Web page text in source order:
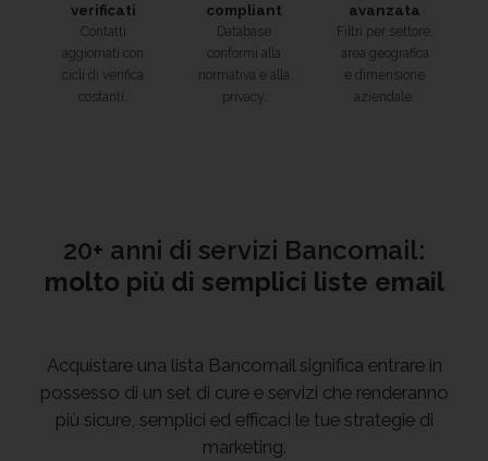
verificati
Contatti
aggiornati con
cicli di verifica
costanti.
compliant
Database
conformi alla
normativa e alla
privacy.
avanzata
Filtri per settore,
area geografica
e dimensione
aziendale.
20+ anni di servizi Bancomail:
molto più di semplici liste email
Acquistare una lista Bancomail significa entrare in
possesso di un set di cure e servizi che renderanno
più sicure, semplici ed efficaci le tue strategie di
marketing.